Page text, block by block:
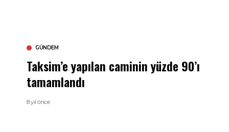
GÜNDEM
Taksim’e yapılan caminin yüzde 90’ı
tamamlandı
8 yıl önce